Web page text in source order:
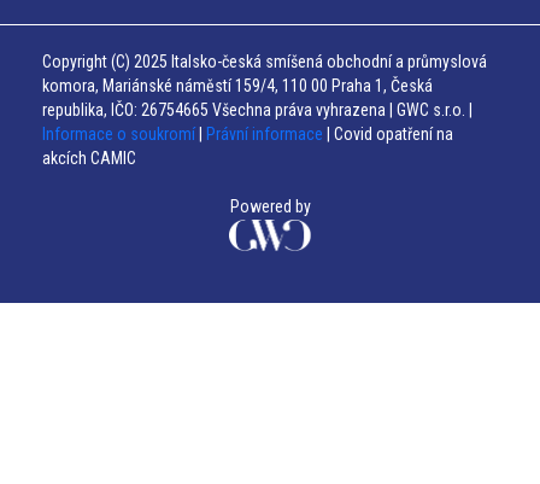
Copyright (C) 2025 Italsko-česká smíšená obchodní a průmyslová
komora, Mariánské náměstí 159/4, 110 00 Praha 1, Česká
republika, IČO: 26754665 Všechna práva vyhrazena | GWC s.r.o. |
Informace o soukromí
Právní informace | Covid opatření na
akcích CAMIC
Powered by